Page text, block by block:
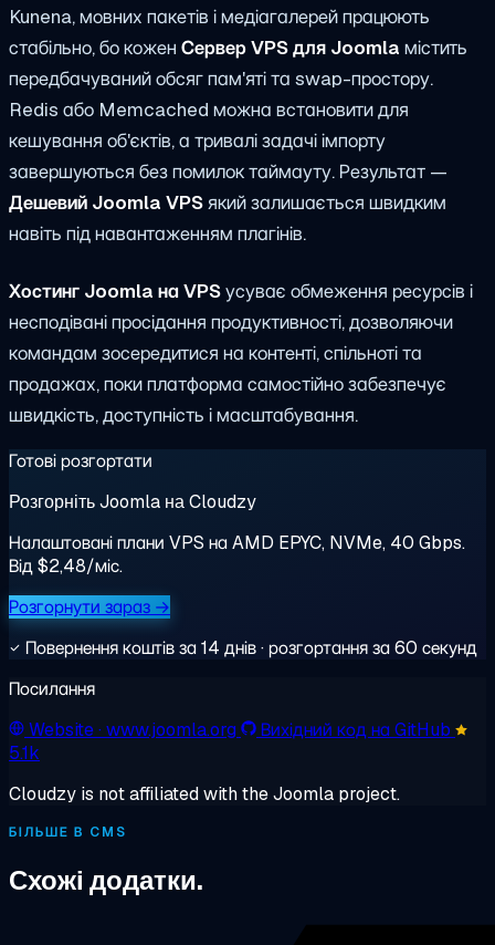
Kunena, мовних пакетів і медіагалерей працюють
стабільно, бо кожен Сервер VPS для Joomla містить
передбачуваний обсяг пам'яті та swap-простору.
Redis або Memcached можна встановити для
кешування об'єктів, а тривалі задачі імпорту
завершуються без помилок таймауту. Результат —
Дешевий Joomla VPSякий залишається швидким
навіть під навантаженням плагінів.
Хостинг Joomla на VPSусуває обмеження ресурсів і
несподівані просідання продуктивності, дозволяючи
командам зосередитися на контенті, спільноті та
продажах, поки платформа самостійно забезпечує
швидкість, доступність і масштабування.
Готові розгортати
Розгорніть Joomla на Cloudzy
Налаштовані плани VPS на AMD EPYC, NVMe, 40 Gbps.
Від $2,48/міс.
Розгорнути зараз →
Повернення коштів за 14 днів · розгортання за 60 секунд
Посилання
Website· www.joomla.org
Вихідний код на GitHub
5.1k
Cloudzy is not affiliated with the Joomla project.
БІЛЬШЕ В CMS
Схожі додатки.